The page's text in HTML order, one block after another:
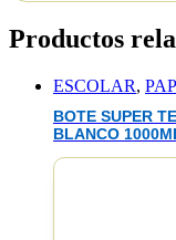
Productos
ESCOLAR,
BOTE SUPER
BLANCO